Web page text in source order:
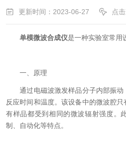
更新时间：2023-06-27 点
单模微波合成仪是一种实验室常用
一、原理
通过电磁波激发样品分子内部振动
反应时间和温度。该设备中的微波腔
有样品都受到相同的微波辐射强度。
制、自动化等特点。